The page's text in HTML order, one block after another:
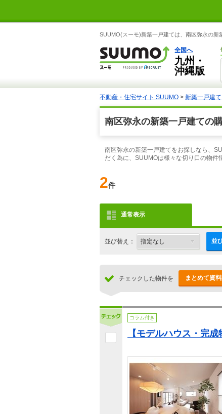
SUUMO(スーモ)新築一戸建ては、南区弥永の新
全国へ
九州・
沖縄版
不動産・住宅サイト SUUMO > 新築一戸建て
南区弥永の新築一戸建ての
南区弥永の新築一戸建てをお探しなら、
だく為に、SUUMOは様々な切り口の物件
2件
通常表示
並び替え： 並
チェックした物件を まとめて資
コラム付き
【モデルハウス・完成